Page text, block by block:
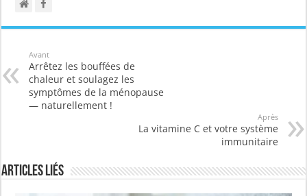
Avant
Arrêtez les bouffées de
chaleur et soulagez les
symptômes de la ménopause
— naturellement !
Après
La vitamine C et votre système
immunitaire
Articles liés